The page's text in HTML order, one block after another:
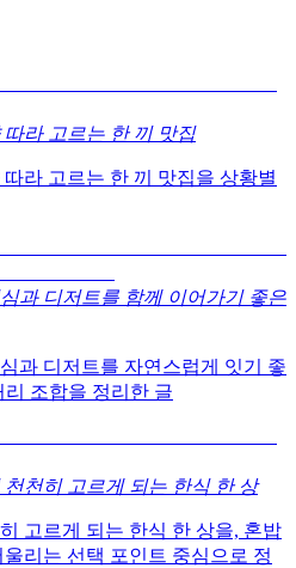
라 고르는 한 끼 맛집
라 고르는 한 끼 맛집을 상황별
과 디저트를 함께 이어가기 좋은
과 디저트를 자연스럽게 잇기 좋
리 조합을 정리한 글
천히 고르게 되는 한식 한 상
고르게 되는 한식 한 상을, 혼밥
리는 선택 포인트 중심으로 정